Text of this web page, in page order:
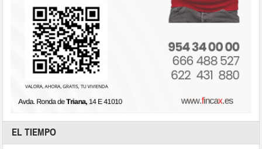
EL TIEMPO